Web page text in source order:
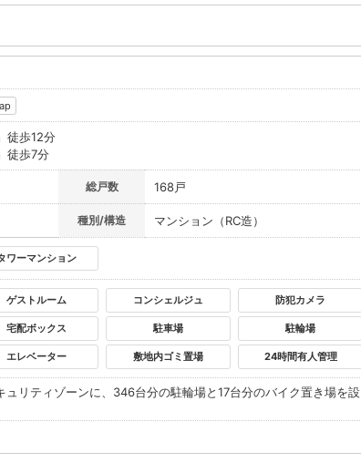
徒歩12分
徒歩7分
総戸数 168戸
種別/構造 マンション（RC造）
ワーマンション
ゲストルーム コンシェルジュ 防犯カメラ
宅配ボックス 駐車場 駐輪場
エレベーター 敷地内ゴミ置場 24時間有人管理
リティゾーンに、346台分の駐輪場と17台分のバイク置き場を設